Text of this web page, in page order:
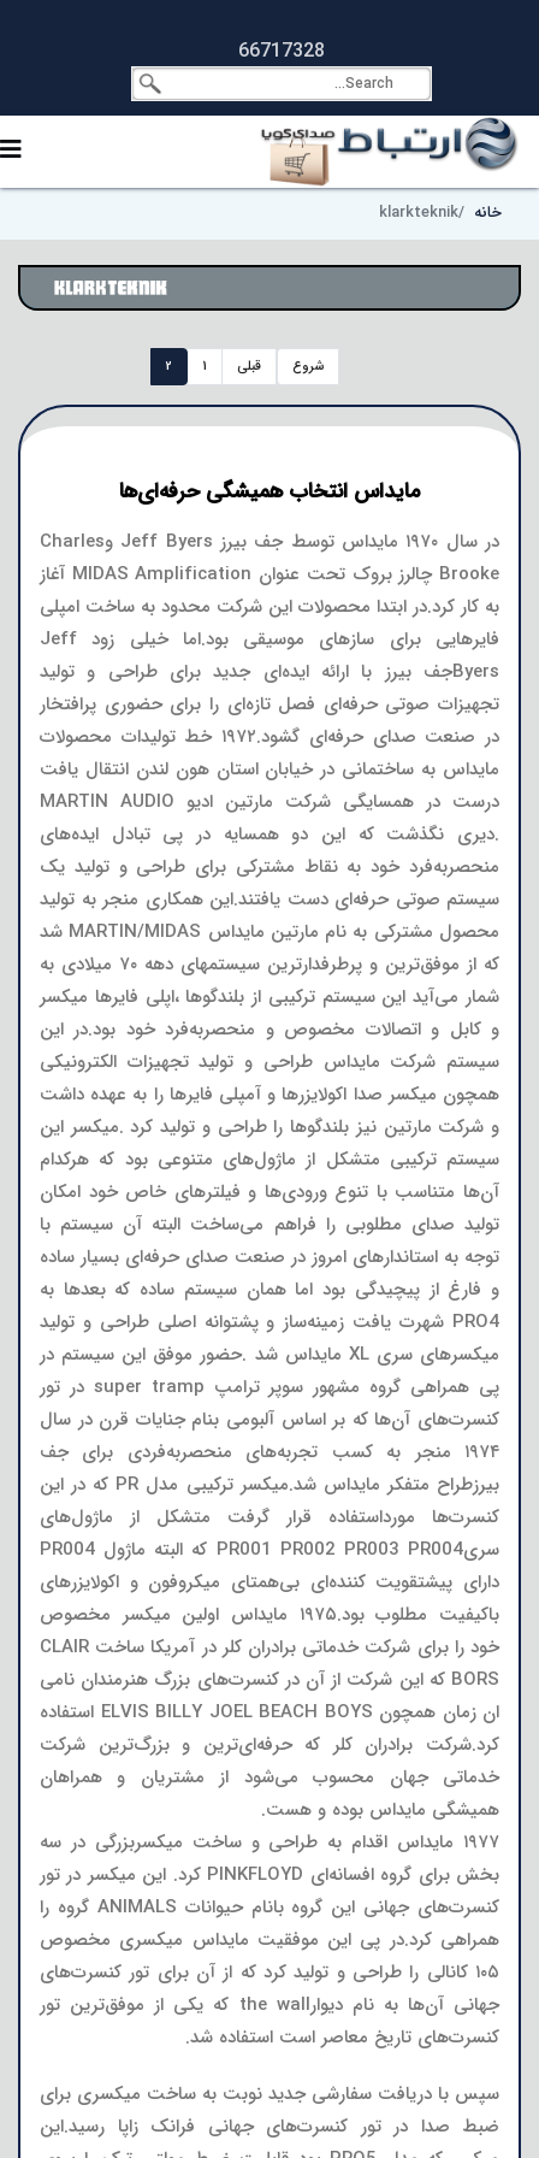
66717328
خانه klarkteknik
شروع قبلی 1
2
مایداس انتخاب همیشگی حرفه‌ای‌ها
در سال ۱۹۷۰ مایداس توسط جف بیرز Jeff Byers وCharles
Brooke چالرز بروک تحت عنوان MIDAS Amplification آغاز
به کار کرد.در ابتدا محصولات این شرکت محدود به ساخت امپلی
فایرهایی برای سازهای موسیقی بود.اما خیلی زود Jeff
Byersجف بیرز با ارائه ایده‌ای جدید برای طراحی و تولید
تجهیزات صوتی حرفه‌ای فصل تازه‌ای را برای حضوری پرافتخار
در صنعت صدای حرفه‌ای گشود.۱۹۷۲ خط تولیدات محصولات
مایداس به ساختمانی در خیابان استان هون لندن انتقال یافت
درست در همسایگی شرکت مارتین ادیو MARTIN AUDIO
.دیری نگذشت که این دو همسایه در پی تبادل ایده‌های
منحصربه‌فرد خود به نقاط مشترکی برای طراحی و تولید یک
سیستم صوتی حرفه‌ای دست یافتند.این همکاری منجر به تولید
محصول مشترکی به نام مارتین مایداس MARTIN/MIDAS شد
که از موفق‌ترین و پرطرفدارترین سیستمهای دهه ۷۰ میلادی به
شمار می‌آید این سیستم ترکیبی از بلندگوها ،اپلی فایرها میکسر
و کابل و اتصالات مخصوص و منحصربه‌فرد خود بود.در این
سیستم شرکت مایداس طراحی و تولید تجهیزات الکترونیکی
همچون میکسر صدا اکولایزرها و آمپلی فایرها را به عهده داشت
و شرکت مارتین نیز بلندگوها را طراحی و تولید کرد .میکسر این
سیستم ترکیبی متشکل از ماژول‌های متنوعی بود که هرکدام
آن‌ها متناسب با تنوع ورودی‌ها و فیلترهای خاص خود امکان
تولید صدای مطلوبی را فراهم می‌ساخت البته آن سیستم با
توجه به استاندارهای امروز در صنعت صدای حرفه‌ای بسیار ساده
و فارغ از پیچیدگی بود اما همان سیستم ساده که بعدها به
PRO4 شهرت یافت زمینه‌ساز و پشتوانه اصلی طراحی و تولید
میکسرهای سری XL مایداس شد .حضور موفق این سیستم در
پی همراهی گروه مشهور سوپر ترامپ super tramp در تور
کنسرت‌های آن‌ها که بر اساس آلبومی بنام جنایات قرن در سال
۱۹۷۴ منجر به کسب تجربه‌های منحصربه‌فردی برای جف
بیرزطراح متفکر مایداس شد.میکسر ترکیبی مدل PR که در این
کنسرت‌ها مورداستفاده قرار گرفت متشکل از ماژول‌های
سریPR001 PR002 PR003 PR004 که البته ماژول PR004
دارای پیشتقویت کننده‌ای بی‌همتای میکروفون و اکولایزرهای
باکیفیت مطلوب بود.۱۹۷۵ مایداس اولین میکسر مخصوص
خود را برای شرکت خدماتی برادران کلر در آمریکا ساخت CLAIR
BORS که این شرکت از آن در کنسرت‌های بزرگ هنرمندان نامی
ان زمان همچون ELVIS BILLY JOEL BEACH BOYS استفاده
کرد.شرکت برادران کلر که حرفه‌ای‌ترین و بزرگ‌ترین شرکت
خدماتی جهان محسوب می‌شود از مشتریان و همراهان
همیشگی مایداس بوده و هست.
۱۹۷۷ مایداس اقدام به طراحی و ساخت میکسربزرگی در سه
بخش برای گروه افسانه‌ای PINKFLOYD کرد. این میکسر در تور
کنسرت‌های جهانی این گروه بانام حیوانات ANIMALS گروه را
همراهی کرد.در پی این موفقیت مایداس میکسری مخصوص
۱۰۵ کانالی را طراحی و تولید کرد که از آن برای تور کنسرت‌های
جهانی آن‌ها به نام دیوارthe wall که یکی از موفق‌ترین تور
کنسرت‌های تاریخ معاصر است استفاده شد.
سپس با دریافت سفارشی جدید نوبت به ساخت میکسری برای
ضبط صدا در تور کنسرت‌های جهانی فرانک زاپا رسید.این